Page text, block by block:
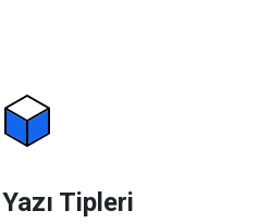
Tipleri